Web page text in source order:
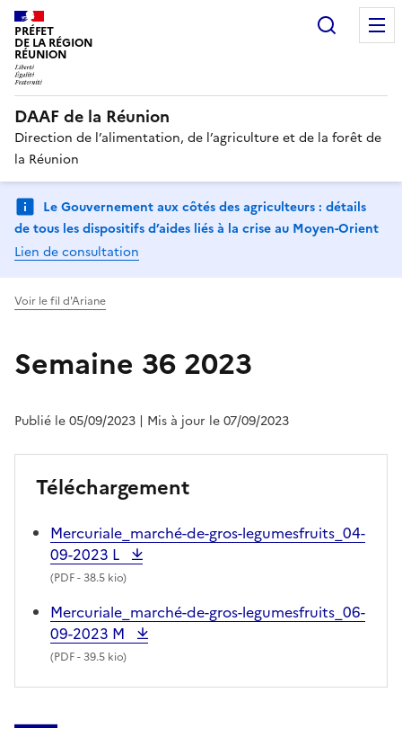
PRÉFET
DE LA RÉGION
RÉUNION
DAAF de la Réunion
Direction de l’alimentation, de l’agriculture et de la forêt de
la Réunion
Le Gouvernement aux côtés des agriculteurs : détails
de tous les dispositifs d’aides liés à la crise au Moyen-Orient
Lien de consultation
Voir le fil d'Ariane
Semaine 36 2023
Publié le 05/09/2023 | Mis à jour le 07/09/2023
Téléchargement
Mercuriale_marché-de-gros-legumesfruits_04-
09-2023 L
(PDF- 38.5 kio)
Mercuriale_marché-de-gros-legumesfruits_06-
09-2023 M
(PDF- 39.5 kio)